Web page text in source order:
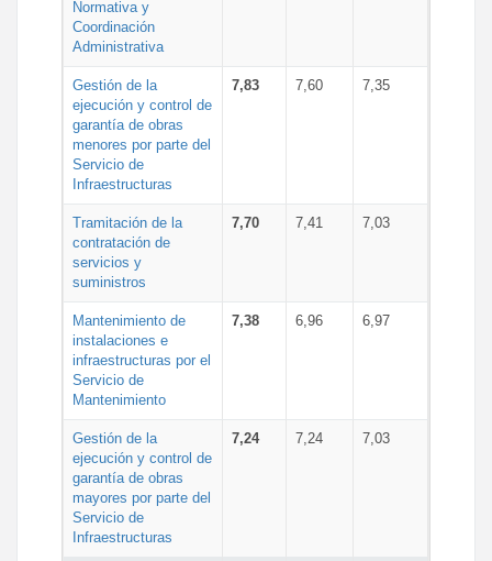
Normativa y
Coordinación
Administrativa
Gestión de la
ejecución y control de
garantía de obras
menores por parte del
Servicio de
Infraestructuras
7,83 7,60 7,35
Tramitación de la
contratación de
servicios y
suministros
7,70 7,41 7,03
Mantenimiento de
instalaciones e
infraestructuras por el
Servicio de
Mantenimiento
7,38 6,96 6,97
Gestión de la
ejecución y control de
garantía de obras
mayores por parte del
Servicio de
Infraestructuras
7,24 7,24 7,03